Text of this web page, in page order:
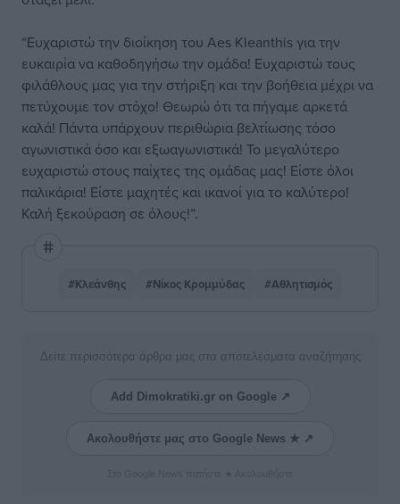
“Ευχαριστώ την διοίκηση του Aes Kleanthis για την
ευκαιρία να καθοδηγήσω την ομάδα! Ευχαριστώ τους
φιλάθλους μας για την στήριξη και την βοήθεια μέχρι να
πετύχουμε τον στόχο! Θεωρώ ότι τα πήγαμε αρκετά
καλά! Πάντα υπάρχουν περιθώρια βελτίωσης τόσο
αγωνιστικά όσο και εξωαγωνιστικά! Το μεγαλύτερο
ευχαριστώ στους παίχτες της ομάδας μας! Είστε όλοι
παλικάρια! Είστε μαχητές και ικανοί για το καλύτερο!
Καλή ξεκούραση σε όλους!”.
#Κλεάνθης #Νίκος Κρομμύδας #Αθλητισμός
Δείτε περισσότερα άρθρα μας στα αποτελέσματα αναζήτησης
Add Dimokratiki.gr on Google ↗
Ακολουθήστε μας στο Google News ★ ↗